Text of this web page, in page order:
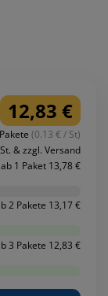
12,83 €
(0.13 € / St)
& zzgl. Versand
ab 1 Paket 13,78 €
2 Pakete 13,17 €
3 Pakete 12,83 €